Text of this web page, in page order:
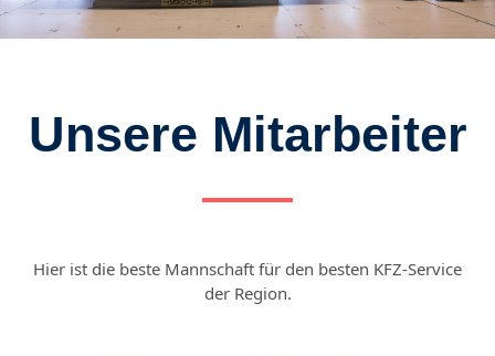
Unsere Mitarbeiter
Hier ist die beste Mannschaft für den besten KFZ-Service
der Region.